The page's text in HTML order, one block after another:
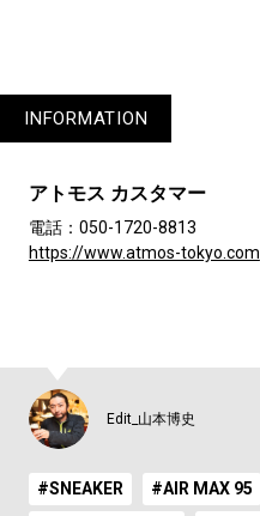
INFORMATION
アトモス カスタマー
電話：050-1720-8813
https://www.atmos-tokyo.com
Edit_山本博史
#SNEAKER #AIR MAX 95